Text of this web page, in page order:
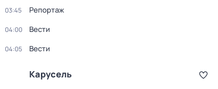
03:45 Репортаж
04:00 Вести
04:05 Вести
Карусель